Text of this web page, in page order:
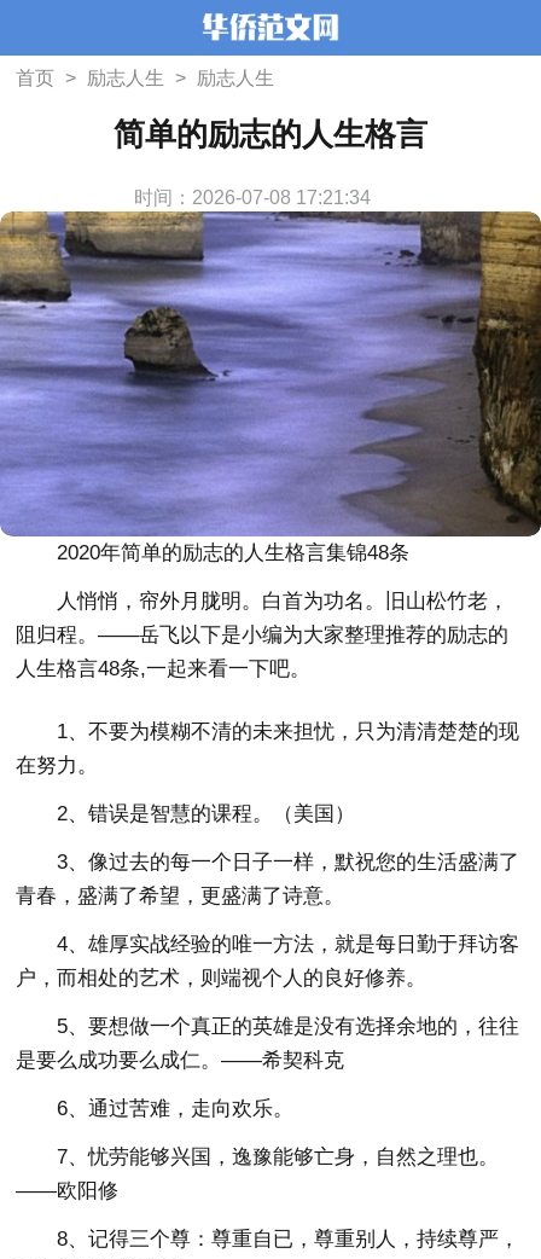
首页 > 励志人生 > 励志人生
简单的励志的人生格言
时间：2026-07-08 17:21:34
2020年简单的励志的人生格言集锦48条
人悄悄，帘外月胧明。白首为功名。旧山松竹老，
阻归程。——岳飞以下是小编为大家整理推荐的励志的
人生格言48条,一起来看一下吧。
1、不要为模糊不清的未来担忧，只为清清楚楚的现
在努力。
2、错误是智慧的课程。（美国）
3、像过去的每一个日子一样，默祝您的生活盛满了
青春，盛满了希望，更盛满了诗意。
4、雄厚实战经验的唯一方法，就是每日勤于拜访客
户，而相处的艺术，则端视个人的良好修养。
5、要想做一个真正的英雄是没有选择余地的，往往
是要么成功要么成仁。——希契科克
6、通过苦难，走向欢乐。
7、忧劳能够兴国，逸豫能够亡身，自然之理也。
——欧阳修
8、记得三个尊：尊重自已，尊重别人，持续尊严，